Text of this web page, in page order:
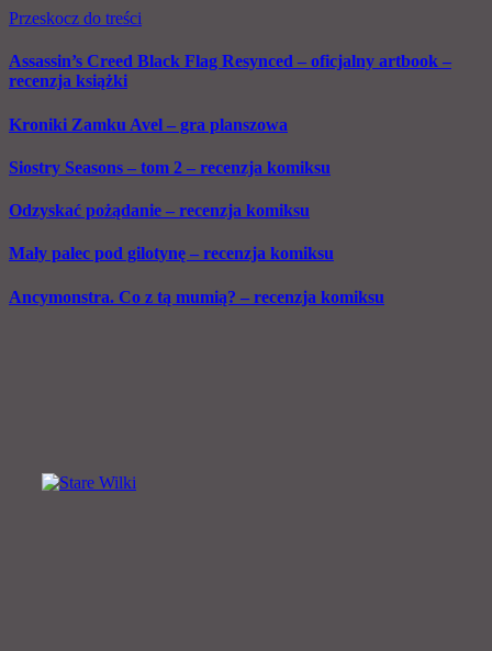
Przeskocz do treści
Assassin’s Creed Black Flag Resynced – oficjalny artbook –
recenzja książki
Kroniki Zamku Avel – gra planszowa
Siostry Seasons – tom 2 – recenzja komiksu
Odzyskać pożądanie – recenzja komiksu
Mały palec pod gilotynę – recenzja komiksu
Ancymonstra. Co z tą mumią? – recenzja komiksu